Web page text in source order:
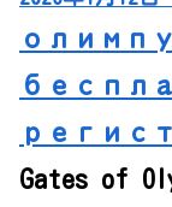
Gates of